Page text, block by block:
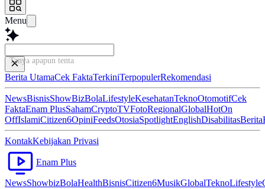
Menu
Tanya apapun tentang ar
Berita UtamaCek FaktaTerkiniTerpopulerRekomendasi
NewsBisnisShowBizBolaLifestyleKesehatanTeknoOtomotifCek
FaktaEnam PlusSahamCryptoTVFotoRegionalGlobalHotOn
OffIslamiCitizen6OpiniFeedsOtosiaSpotlightEnglishDisabilitasBerita
KontakKebijakan Privasi
Enam Plus
NewsShowbizBolaHealthBisnisCitizen6MusikGlobalTeknoLifestyle